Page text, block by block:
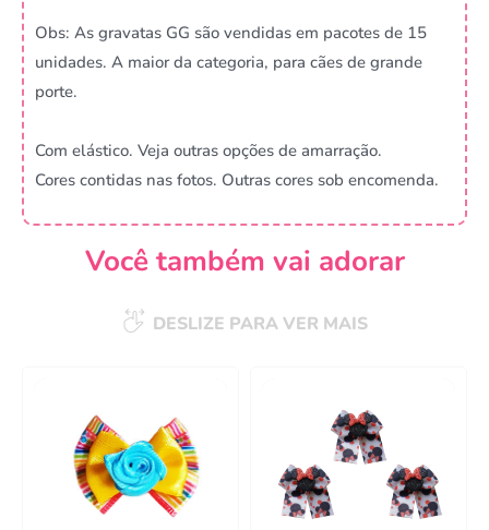
Obs: As gravatas GG são vendidas em pacotes de 15
unidades. A maior da categoria, para cães de grande
porte.
Com elástico. Veja outras opções de amarração.
Cores contidas nas fotos. Outras cores sob encomenda.
Você também vai adorar
DESLIZE PARA VER MAIS
Campanha lançada com